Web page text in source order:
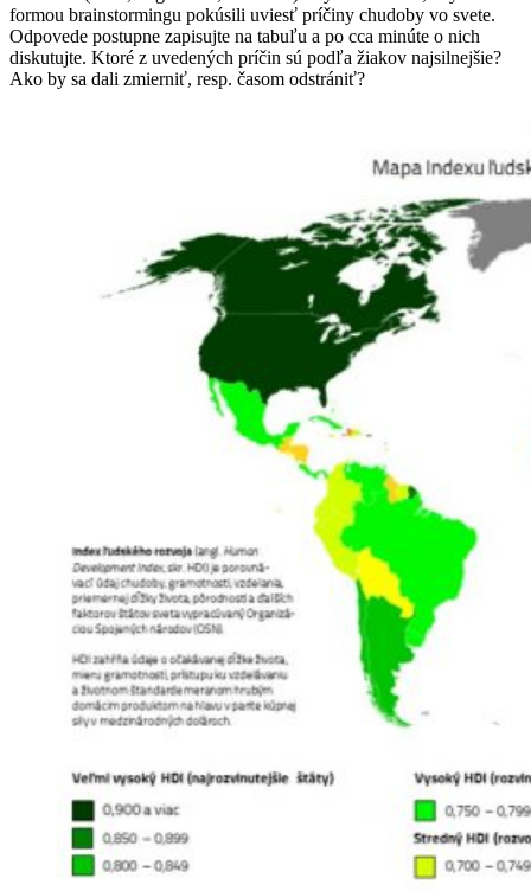
formou brainstormingu pokúsili uviesť príčiny chudoby vo svete.
Odpovede postupne zapisujte na tabuľu a po cca minúte o nich
diskutujte. Ktoré z uvedených príčin sú podľa žiakov najsilnejšie?
Ako by sa dali zmierniť, resp. časom odstrániť?